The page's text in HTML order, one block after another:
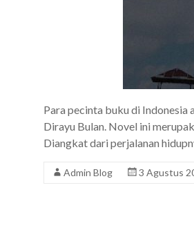
Para pecinta buku di
Dirayu Bulan. Novel ini
Diangkat dari perjalanan
Admin Blog 3 Agustus